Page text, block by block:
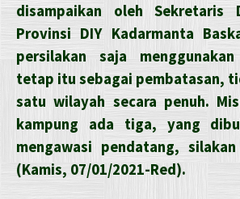
disampaikan oleh Sekretaris
Provinsi DIY Kadarmanta
persilakan saja
tetap itu sebagai pembatasan,
satu wilayah secara penuh.
kampung ada tiga, yang
mengawasi pendatang,
(Kamis, 07/01/2021-Red).